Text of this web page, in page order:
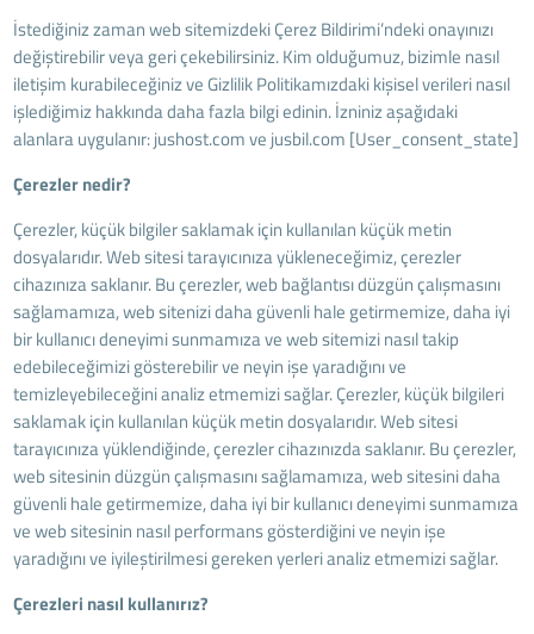
İstediğiniz zaman web sitemizdeki Çerez Bildirimi’ndeki onayınızı
değiştirebilir veya geri çekebilirsiniz. Kim olduğumuz, bizimle nasıl
iletişim kurabileceğiniz ve Gizlilik Politikamızdaki kişisel verileri nasıl
işlediğimiz hakkında daha fazla bilgi edinin. İzniniz aşağıdaki
alanlara uygulanır: jushost.com ve jusbil.com [User_consent_state]
Çerezler nedir?
Çerezler, küçük bilgiler saklamak için kullanılan küçük metin
dosyalarıdır. Web sitesi tarayıcınıza yükleneceğimiz, çerezler
cihazınıza saklanır. Bu çerezler, web bağlantısı düzgün çalışmasını
sağlamamıza, web sitenizi daha güvenli hale getirmemize, daha iyi
bir kullanıcı deneyimi sunmamıza ve web sitemizi nasıl takip
edebileceğimizi gösterebilir ve neyin işe yaradığını ve
temizleyebileceğini analiz etmemizi sağlar. Çerezler, küçük bilgileri
saklamak için kullanılan küçük metin dosyalarıdır. Web sitesi
tarayıcınıza yüklendiğinde, çerezler cihazınızda saklanır. Bu çerezler,
web sitesinin düzgün çalışmasını sağlamamıza, web sitesini daha
güvenli hale getirmemize, daha iyi bir kullanıcı deneyimi sunmamıza
ve web sitesinin nasıl performans gösterdiğini ve neyin işe
yaradığını ve iyileştirilmesi gereken yerleri analiz etmemizi sağlar.
Çerezleri nasıl kullanırız?